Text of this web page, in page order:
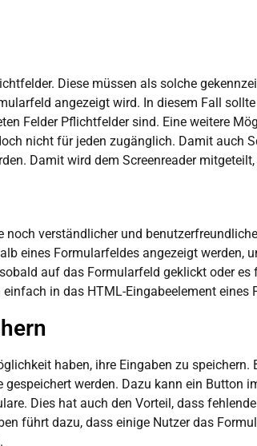
Diese müssen als solche
angezeigt wird. In diesem Fall
Felder Pflichtfelder sind. Eine weitere
nicht für jeden zugänglich. Damit auch
Damit wird dem Screenreader
noch verständlicher und
eines Formularfeldes angezeigt
auf das Formularfeld geklickt oder
in das HTML-Eingabeelement
haben, ihre Eingaben zu
gespeichert werden. Dazu kann ein Button
Dies hat auch den Vorteil, dass
führt dazu, dass einige Nutzer das